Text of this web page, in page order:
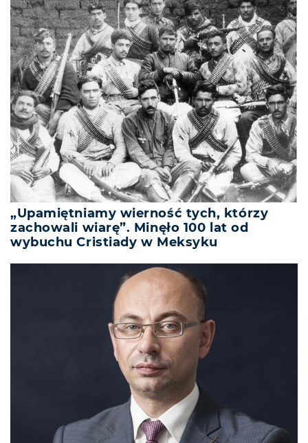
„Upamiętniamy wierność tych, którzy
zachowali wiarę”. Minęło 100 lat od
wybuchu Cristiady w Meksyku